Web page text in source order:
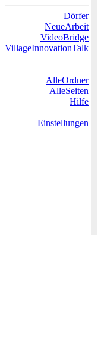
Dörfer
NeueArbeit
VideoBridge
VillageInnovationTalk
AlleOrdner
AlleSeiten
Hilfe
Einstellungen